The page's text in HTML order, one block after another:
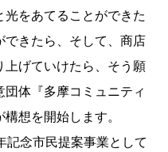
をあてることができた
できたら、そして、商店
げていけたら、そう願
体『多摩コミュニティ
想を開始します。
記念市民提案事業として